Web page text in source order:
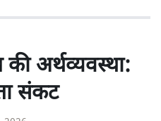
अर्थव्यवस्था:
संकट